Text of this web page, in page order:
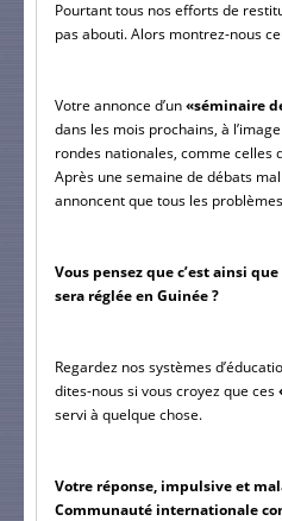
Pourtant tous nos efforts de
pas abouti. Alors montrez-nous
Votre annonce d’un «séminaire
dans les mois prochains, à
rondes nationales, comme celles
Après une semaine de débats
annoncent que tous les
Vous pensez que c’est ainsi
sera réglée en Guinée ?
Regardez nos systèmes
dites-nous si vous croyez que ces
servi à quelque chose.
Votre réponse, impulsive et
Communauté internationale